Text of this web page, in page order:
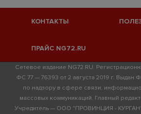
КОНТАКТЫ
ПРАЙС NG72.RU
Сетевое издание NG72.RU.
ФС 77 — 76393 от 2 августа 2019 г. Выдан
по надзору в сфере связи,
массовых коммуникаций. Главный
Учредитель — ООО "ПРОВИНЦИЯ - КУРГАН"